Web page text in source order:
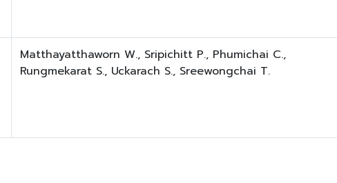
Matthayatthaworn W., Sripichitt P., Phumichai C.,
Rungmekarat S., Uckarach S., Sreewongchai T.